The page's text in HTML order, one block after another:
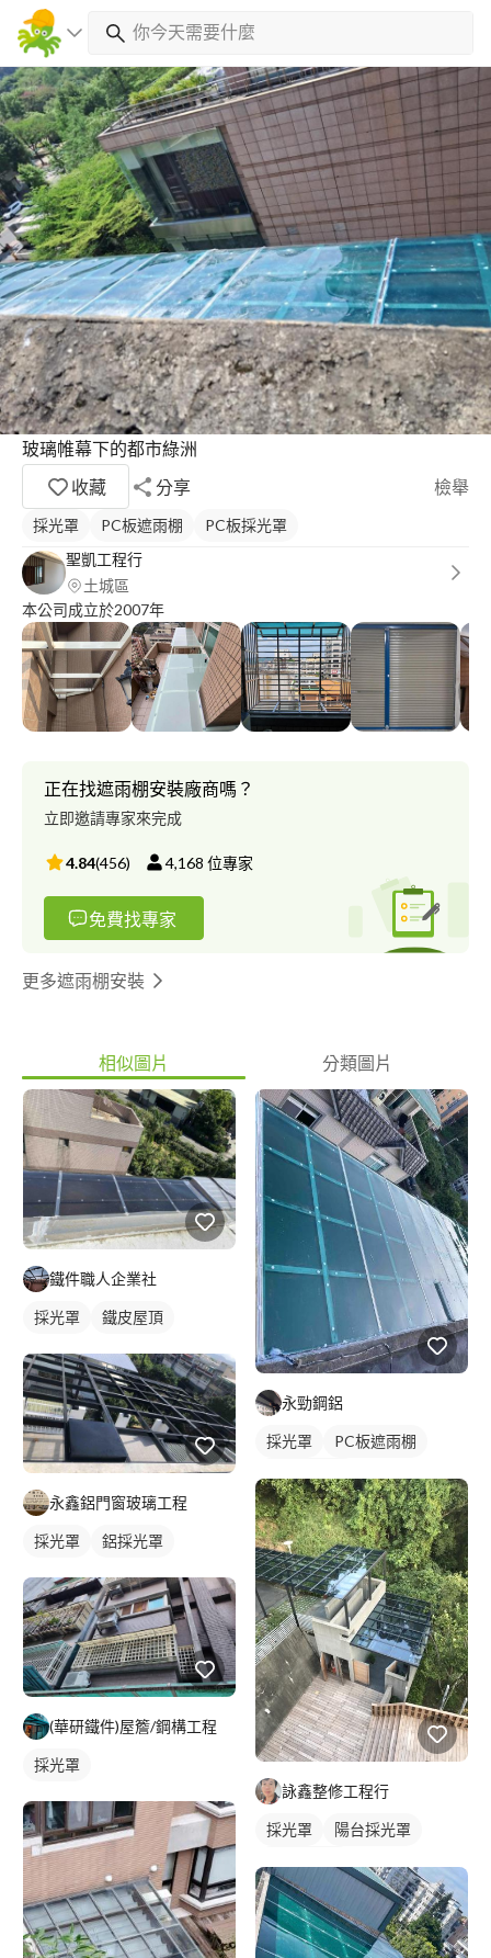
玻璃帷幕下的都市綠洲
收藏
分享 檢舉
採光罩 PC板遮雨棚
PC板採光罩
聖凱工程行
土城區
本公司成立於2007年
正在找遮雨棚安裝廠商嗎？
立即邀請專家來完成
4.84(456) 4,168 位專家
免費找專家
更多遮雨棚安裝
相似圖片 分類圖片
鐵件職人企業社
採光罩 鐵皮屋頂
永鑫鋁門窗玻璃工程
採光罩 鋁採光罩
(華研鐵件)屋簷/鋼構工程
採光罩
永勁鋼鋁
採光罩
PC板遮雨棚
詠鑫整修工程行
採光罩
陽台採光罩